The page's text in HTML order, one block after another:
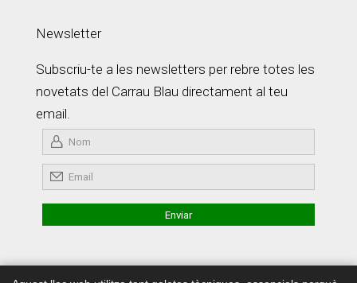
Newsletter
Subscriu-te a les newsletters per rebre totes les
novetats del Carrau Blau directament al teu
email.